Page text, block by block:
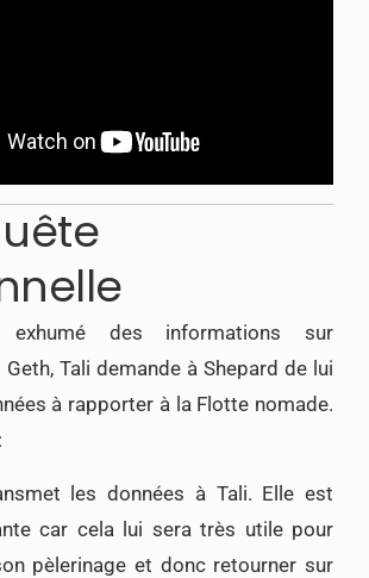
uête
exhumé des informations sur
Geth, Tali demande à Shepard de lui
à rapporter à la Flotte nomade.
les données à Tali. Elle est
car cela lui sera très utile pour
pèlerinage et donc retourner sur